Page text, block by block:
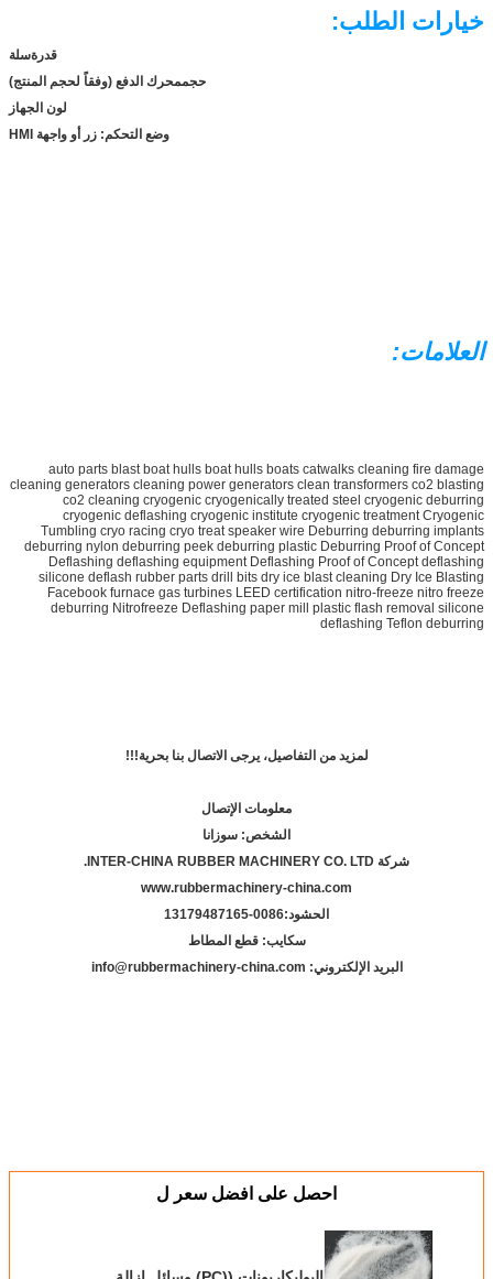
خيارات الطلب:
قدرةسلة
حجممحرك الدفع (وفقاً لحجم المنتج)
لون الجهاز
وضع التحكم: زر أو واجهة HMI
العلامات:
auto parts blast boat hulls boat hulls boats catwalks cleaning fire damage
cleaning generators cleaning power generators clean transformers co2 blasting
co2 cleaning cryogenic cryogenically treated steel cryogenic deburring
cryogenic deflashing cryogenic institute cryogenic treatment Cryogenic
Tumbling cryo racing cryo treat speaker wire Deburring deburring implants
deburring nylon deburring peek deburring plastic Deburring Proof of Concept
Deflashing deflashing equipment Deflashing Proof of Concept deflashing
silicone deflash rubber parts drill bits dry ice blast cleaning Dry Ice Blasting
Facebook furnace gas turbines LEED certification nitro-freeze nitro freeze
deburring Nitrofreeze Deflashing paper mill plastic flash removal silicone
deflashing Teflon deburring
لمزيد من التفاصيل، يرجى الاتصال بنا بحرية!!!
معلومات الإتصال
الشخص: سوزانا
شركة INTER-CHINA RUBBER MACHINERY CO. LTD.
www.rubbermachinery-china.com
الحشود:
0086-13179487165
سكايب: قطع المطاط
البريد الإلكتروني: info@rubbermachinery-china.com
احصل على افضل سعر ل